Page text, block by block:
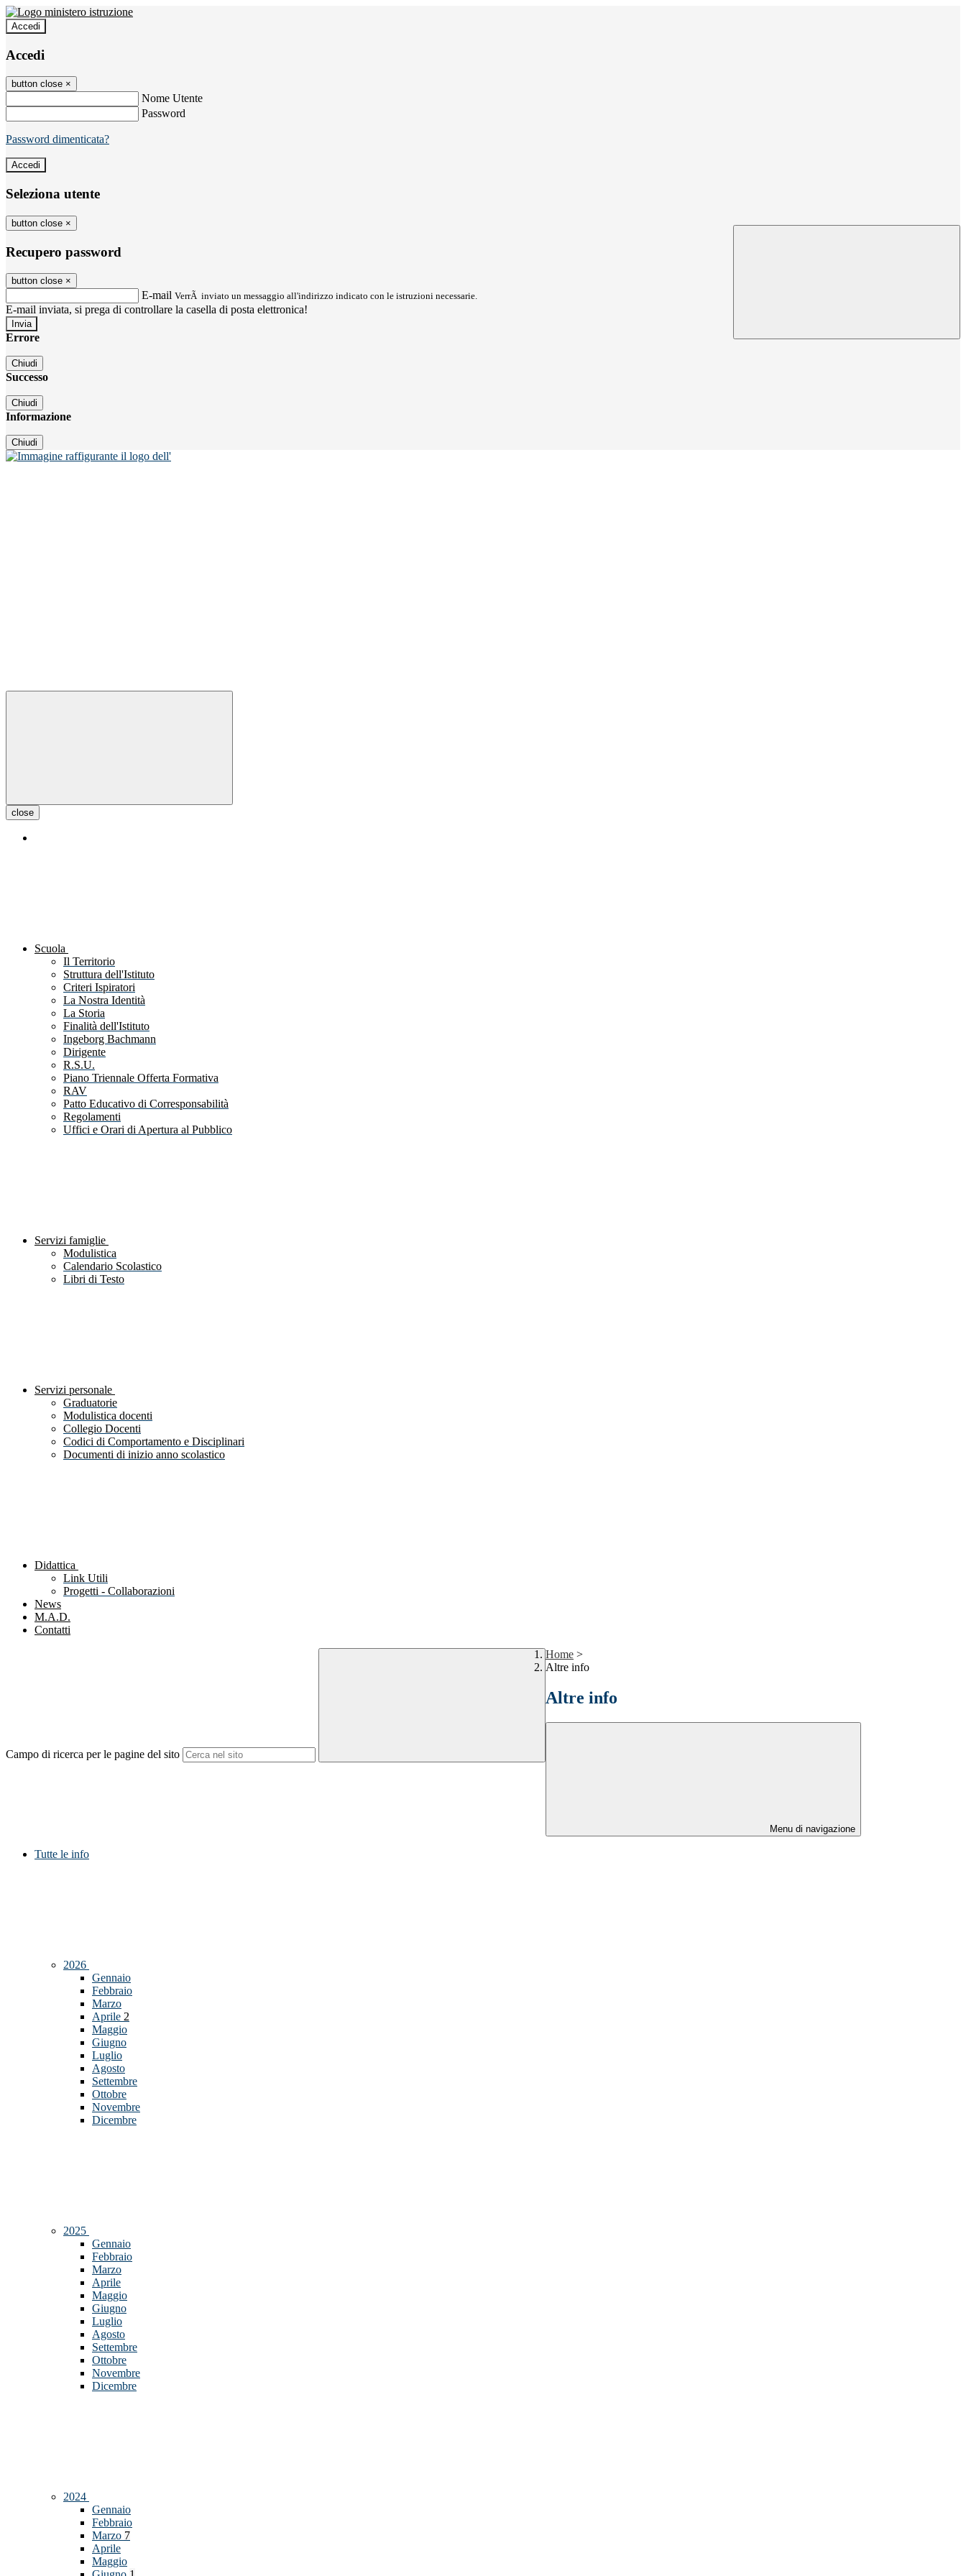
Accedi
Accedi
button close ×
Nome Utente
Password
Password dimenticata?
Seleziona utente
button close ×
Recupero password
button close ×
E-mail VerrÃ inviato un messaggio all'indirizzo indicato con le istruzioni necessarie.
E-mail inviata, si prega di controllare la casella di posta elettronica!
Errore
Chiudi
Successo
Chiudi
Informazione
Chiudi
close
Scuola
Il Territorio
Struttura dell'Istituto
Criteri Ispiratori
La Nostra Identità
La Storia
Finalità dell'Istituto
Ingeborg Bachmann
Dirigente
R.S.U.
Piano Triennale Offerta Formativa
RAV
Patto Educativo di Corresponsabilità
Regolamenti
Uffici e Orari di Apertura al Pubblico
Servizi famiglie
Modulistica
Calendario Scolastico
Libri di Testo
Servizi personale
Graduatorie
Modulistica docenti
Collegio Docenti
Codici di Comportamento e Disciplinari
Documenti di inizio anno scolastico
Didattica
Link Utili
Progetti - Collaborazioni
News
M.A.D.
Contatti
Campo di ricerca per le pagine del sito
Home >
Altre info
Altre info
Menu di navigazione
Tutte le info
2026
Gennaio
Febbraio
Marzo
Aprile 2
Maggio
Giugno
Luglio
Agosto
Settembre
Ottobre
Novembre
Dicembre
2025
Gennaio
Febbraio
Marzo
Aprile
Maggio
Giugno
Luglio
Agosto
Settembre
Ottobre
Novembre
Dicembre
2024
Gennaio
Febbraio
Marzo 7
Aprile
Maggio